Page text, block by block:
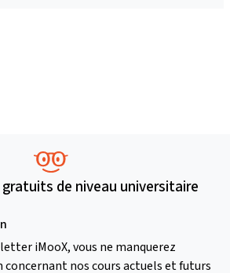
gratuits de niveau universitaire
iMooX, vous ne manquerez
nos cours actuels et futurs